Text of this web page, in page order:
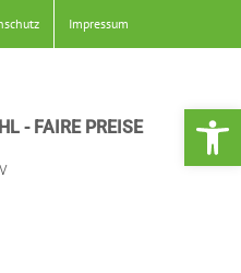
Impressum
- FAIRE PREISE